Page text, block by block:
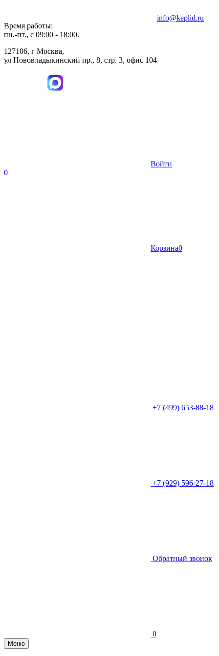
Время работы:
пн.-пт., с 09:00 - 18:00.
127106, г Москва,
ул Нововладыкинский пр., 8, стр. 3, офис 104
info@keplid.ru
Войти
0
Корзина0
+7 (499) 653-88-18
+7 (929) 596-27-18
Обратный звонок
0
Меню